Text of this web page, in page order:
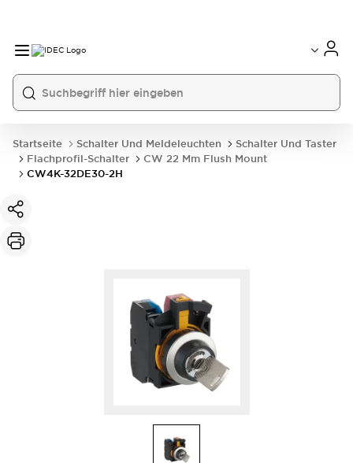
Startseite Schalter Und Meldeleuchten
Schalter Und Taster
Flachprofil-Schalter
CW 22 Mm Flush Mount
CW4K-32DE30-2H